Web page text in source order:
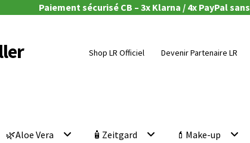
Paiement sécurisé CB – 3x Klarna / 4x PayPal
Shop LR Officiel Devenir Partenaire LR
🌿Aloe Vera 🧴Zeitgard 💄Make-up